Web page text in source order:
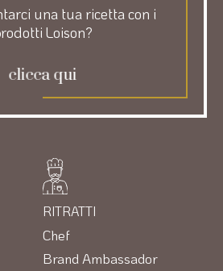
RITRATTI
Chef
Brand Ambassador
una tua ricetta con i
Loison?
clicca qui